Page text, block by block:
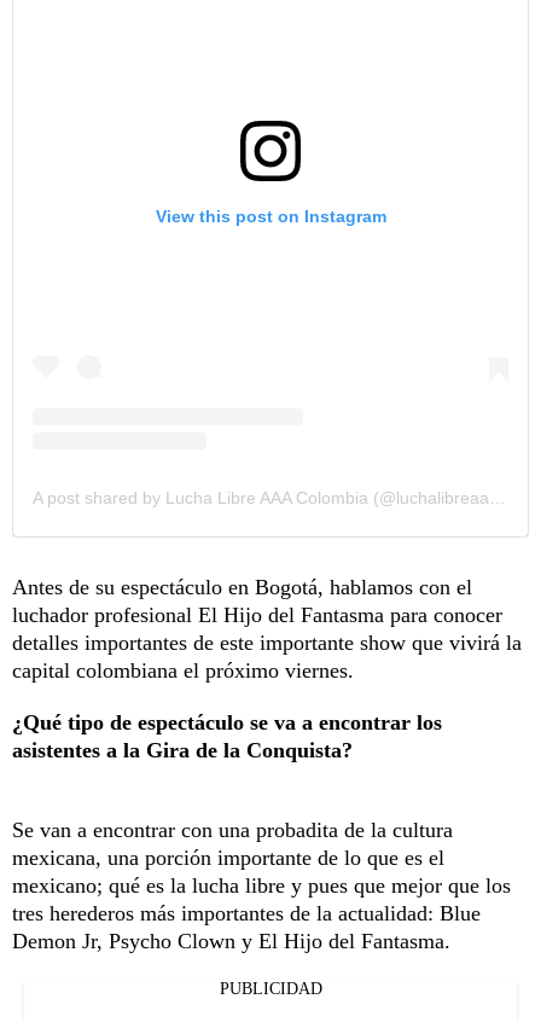
View this post on Instagram
A post shared by Lucha Libre AAA Colombia (@luchalibreaaacolombia)
Antes de su espectáculo en Bogotá, hablamos con el
luchador profesional El Hijo del Fantasma para conocer
detalles importantes de este importante show que vivirá la
capital colombiana el próximo viernes.
¿Qué tipo de espectáculo se va a encontrar los
asistentes a la Gira de la Conquista?
Se van a encontrar con una probadita de la cultura
mexicana, una porción importante de lo que es el
mexicano; qué es la lucha libre y pues que mejor que los
tres herederos más importantes de la actualidad: Blue
Demon Jr, Psycho Clown y El Hijo del Fantasma.
PUBLICIDAD